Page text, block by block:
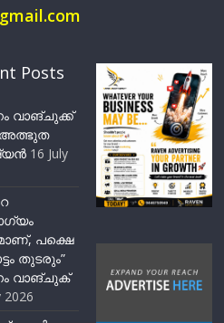
Posts
വാങ്ചുക്ക്
അത്ഭുത
16 July
പക്ഷെ
തുടരും”
വാങ്ചുക്
2026